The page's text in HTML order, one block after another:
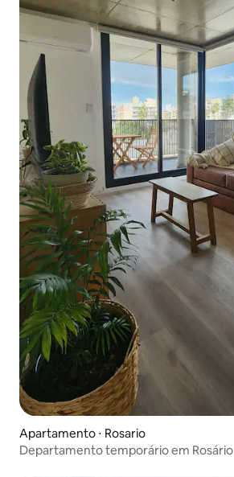
Apartamento ⋅ Rosario
Departamento temporário em Rosário